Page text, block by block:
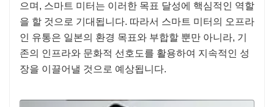
으며, 스마트 미터는 이러한 목표 달성에 핵심적인 역할
을 할 것으로 기대됩니다. 따라서 스마트 미터의 오프라
인 유통은 일본의 환경 목표와 부합할 뿐만 아니라, 기
존의 인프라와 문화적 선호도를 활용하여 지속적인 성
장을 이끌어낼 것으로 예상됩니다.